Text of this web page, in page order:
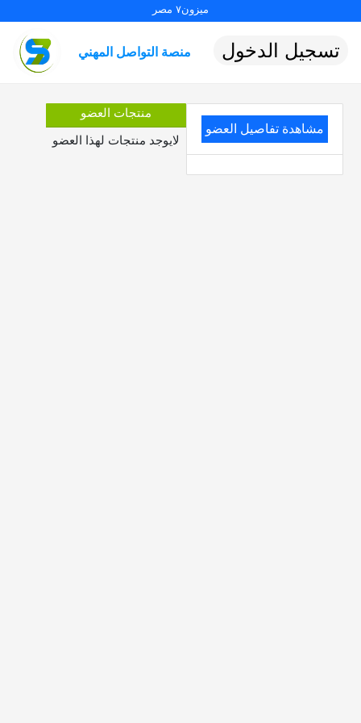
ميزون٧ مصر
منصة التواصل المهني تسجيل الدخول
مشاهدة تفاصيل العضو
منتجات العضو
لايوجد منتجات لهذا العضو